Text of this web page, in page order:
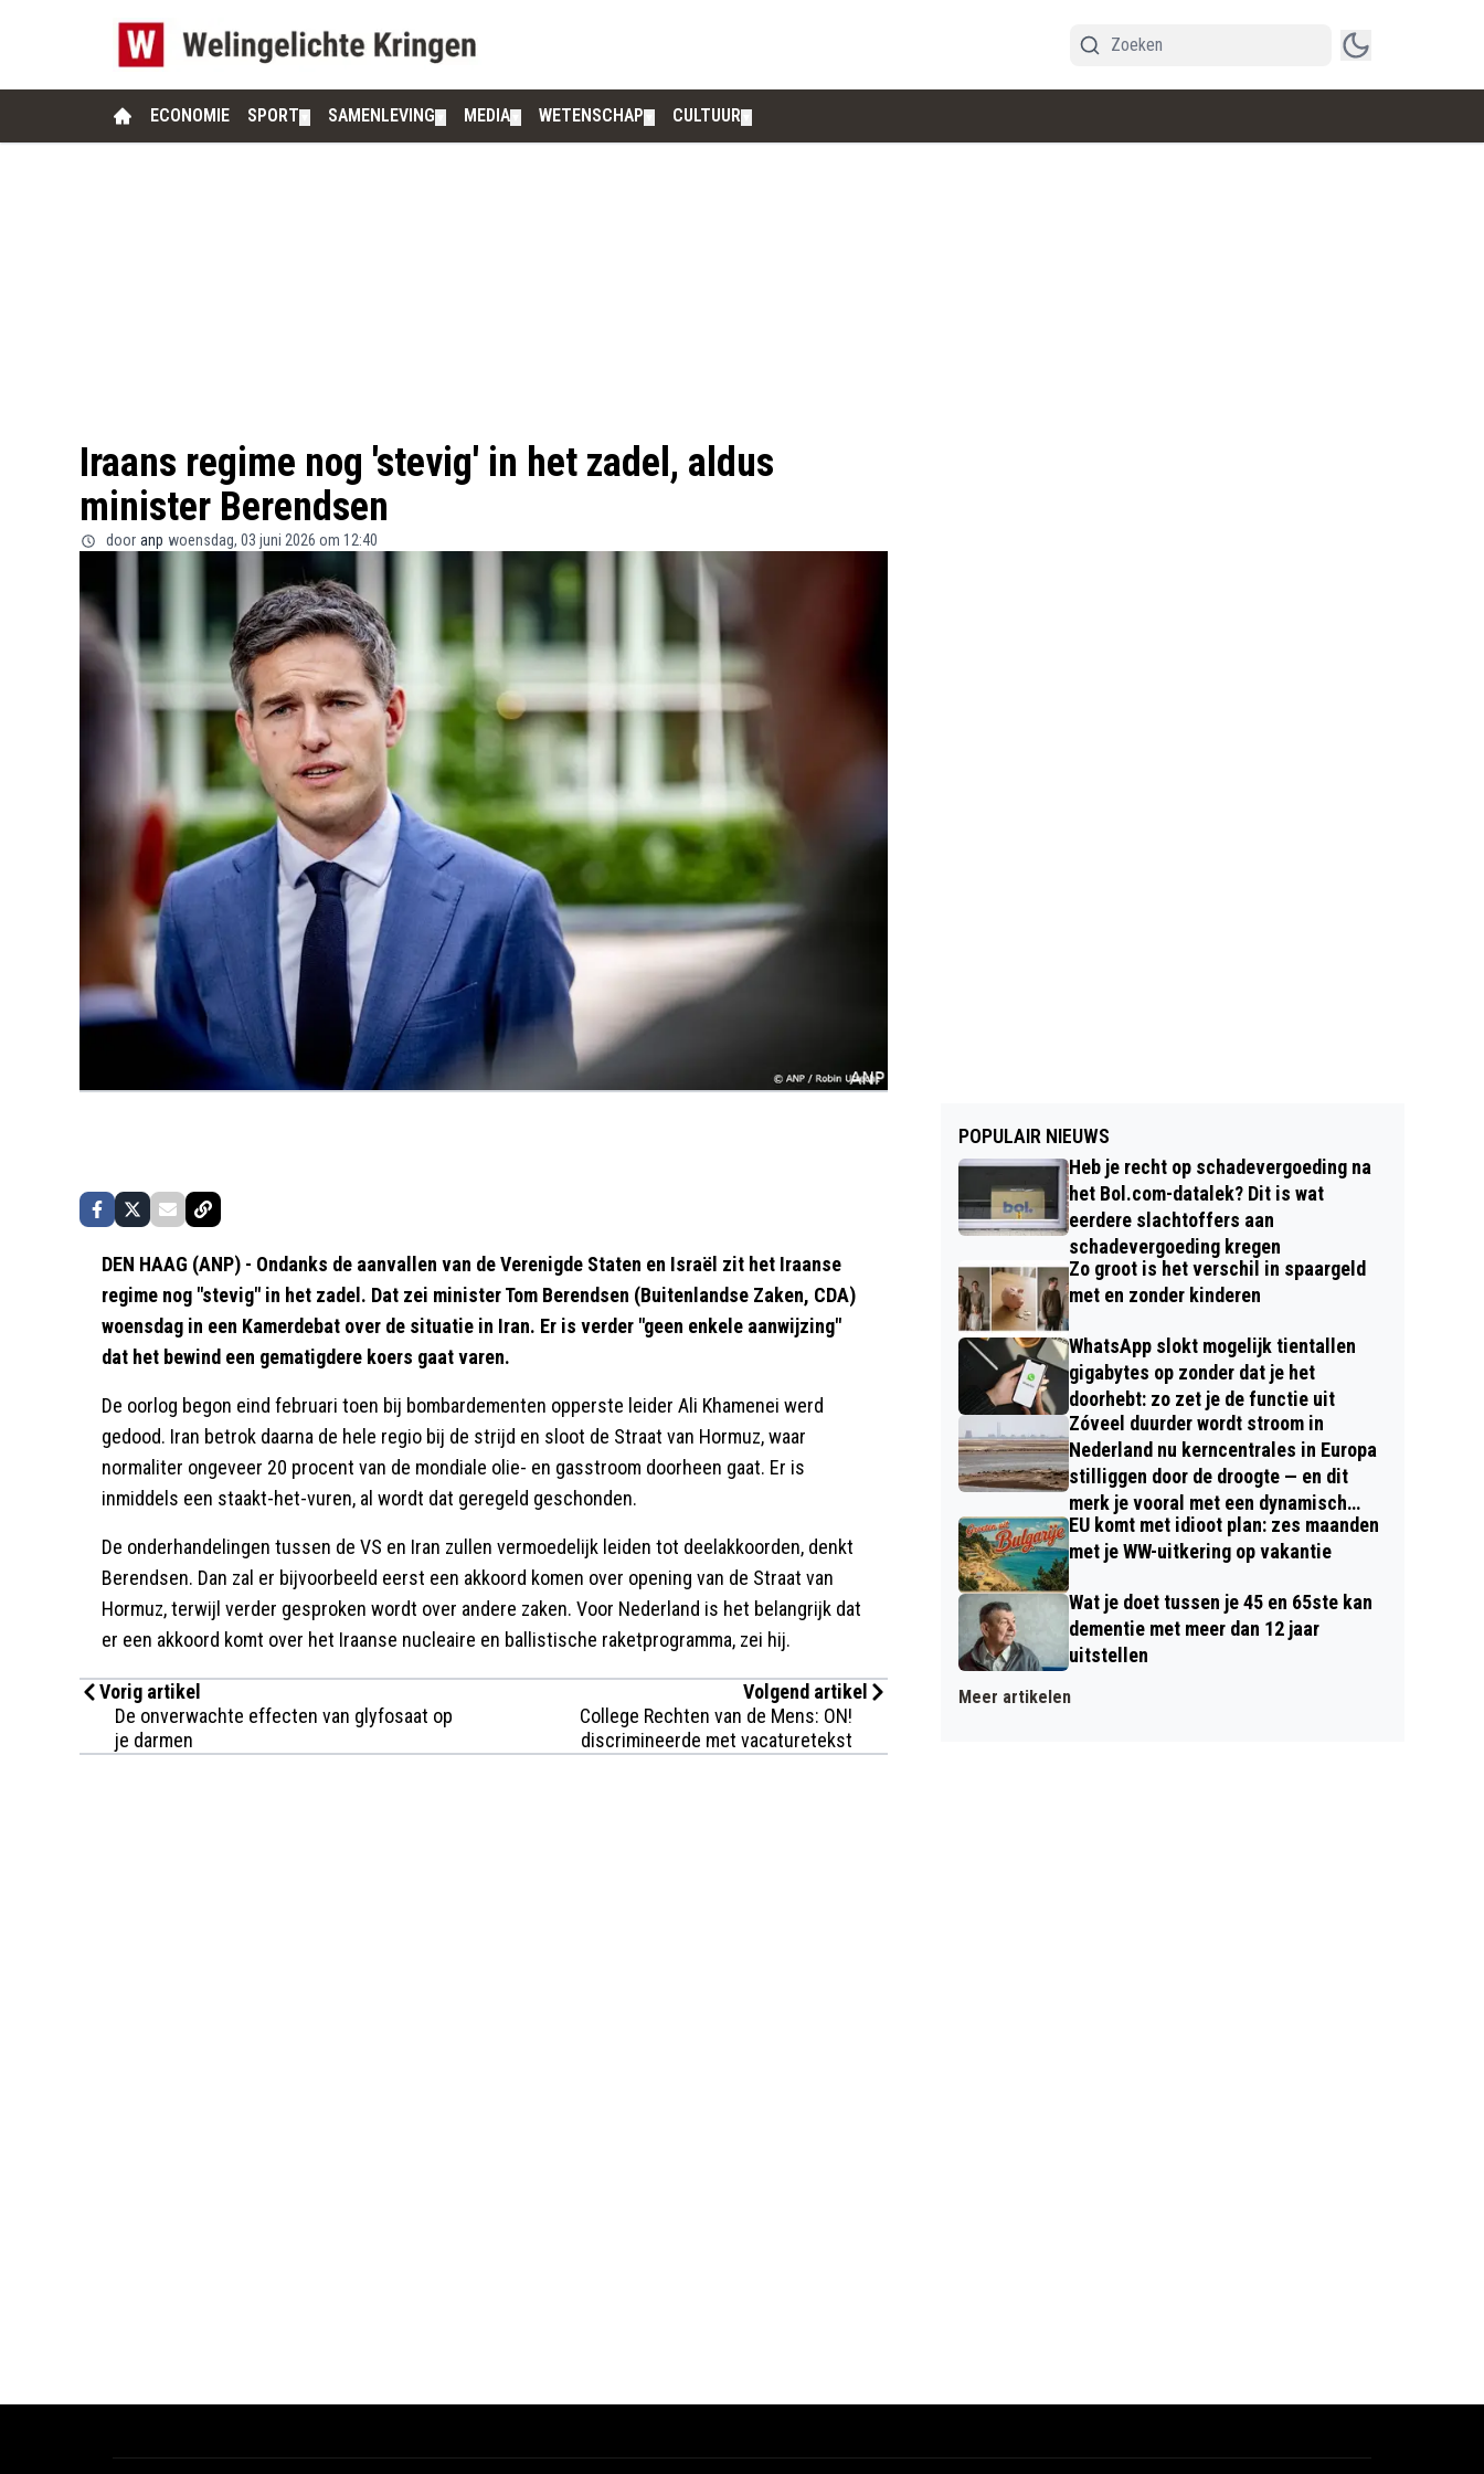
ECONOMIE SPORT SAMENLEVING MEDIA WETENSCHAP CULTUUR
Iraans regime nog 'stevig' in het zadel, aldus
minister Berendsen
door anp woensdag, 03 juni 2026 om 12:40
DEN HAAG (ANP) - Ondanks de aanvallen van de Verenigde Staten en Israël zit het Iraanse
regime nog "stevig" in het zadel. Dat zei minister Tom Berendsen (Buitenlandse Zaken, CDA)
woensdag in een Kamerdebat over de situatie in Iran. Er is verder "geen enkele aanwijzing"
dat het bewind een gematigdere koers gaat varen.
De oorlog begon eind februari toen bij bombardementen opperste leider Ali Khamenei werd
gedood. Iran betrok daarna de hele regio bij de strijd en sloot de Straat van Hormuz, waar
normaliter ongeveer 20 procent van de mondiale olie- en gasstroom doorheen gaat. Er is
inmiddels een staakt-het-vuren, al wordt dat geregeld geschonden.
De onderhandelingen tussen de VS en Iran zullen vermoedelijk leiden tot deelakkoorden, denkt
Berendsen. Dan zal er bijvoorbeeld eerst een akkoord komen over opening van de Straat van
Hormuz, terwijl verder gesproken wordt over andere zaken. Voor Nederland is het belangrijk dat
er een akkoord komt over het Iraanse nucleaire en ballistische raketprogramma, zei hij.
Vorig artikel
De onverwachte effecten van glyfosaat op
je darmen
Volgend artikel
College Rechten van de Mens: ON!
discrimineerde met vacaturetekst
POPULAIR NIEUWS
Heb je recht op schadevergoeding na
het Bol.com-datalek? Dit is wat
eerdere slachtoffers aan
schadevergoeding kregen
Zo groot is het verschil in spaargeld
met en zonder kinderen
WhatsApp slokt mogelijk tientallen
gigabytes op zonder dat je het
doorhebt: zo zet je de functie uit
Zóveel duurder wordt stroom in
Nederland nu kerncentrales in Europa
stilliggen door de droogte — en dit
merk je vooral met een dynamisch
contract
EU komt met idioot plan: zes maanden
met je WW-uitkering op vakantie
Wat je doet tussen je 45 en 65ste kan
dementie met meer dan 12 jaar
uitstellen
Meer artikelen